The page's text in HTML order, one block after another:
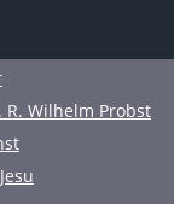
R. Wilhelm Probst